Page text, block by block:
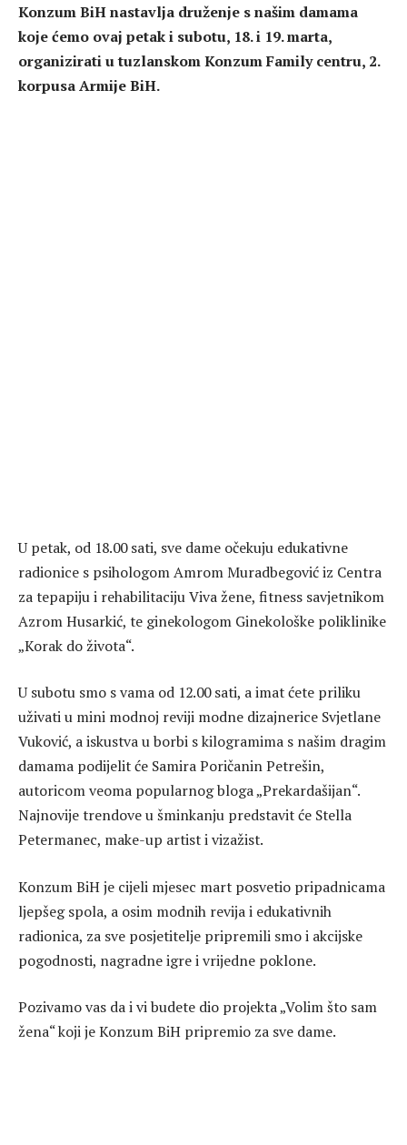
Konzum BiH nastavlja druženje s našim damama
koje ćemo ovaj petak i subotu, 18. i 19. marta,
organizirati u tuzlanskom Konzum Family centru, 2.
korpusa Armije BiH.
U petak, od 18.00 sati, sve dame očekuju edukativne
radionice s psihologom Amrom Muradbegović iz Centra
za tepapiju i rehabilitaciju Viva žene, fitness savjetnikom
Azrom Husarkić, te ginekologom Ginekološke poliklinike
„Korak do života“.
U subotu smo s vama od 12.00 sati, a imat ćete priliku
uživati u mini modnoj reviji modne dizajnerice Svjetlane
Vuković, a iskustva u borbi s kilogramima s našim dragim
damama podijelit će Samira Poričanin Petrešin,
autoricom veoma popularnog bloga „Prekardašijan“.
Najnovije trendove u šminkanju predstavit će Stella
Petermanec, make-up artist i vizažist.
Konzum BiH je cijeli mjesec mart posvetio pripadnicama
ljepšeg spola, a osim modnih revija i edukativnih
radionica, za sve posjetitelje pripremili smo i akcijske
pogodnosti, nagradne igre i vrijedne poklone.
Pozivamo vas da i vi budete dio projekta „Volim što sam
žena“ koji je Konzum BiH pripremio za sve dame.